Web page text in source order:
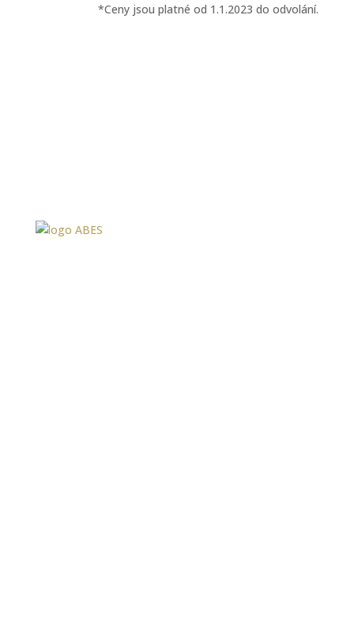
*Ceny jsou platné od 1.1.2023 do odvolání.